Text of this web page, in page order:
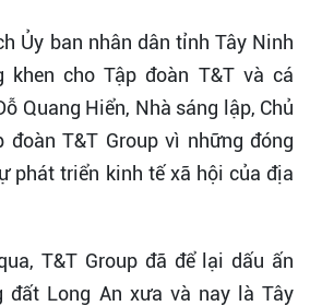
Ủy ban nhân dân tỉnh Tây Ninh
khen cho Tập đoàn T&T và cá
Quang Hiển, Nhà sáng lập, Chủ
đoàn T&T Group vì những đóng
phát triển kinh tế xã hội của địa
T&T Group đã để lại dấu ấn
đất Long An xưa và nay là Tây